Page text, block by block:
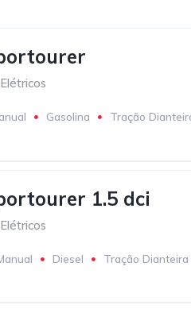
Gasolina Tração
1.5 dci
Diesel Tração Dianteira